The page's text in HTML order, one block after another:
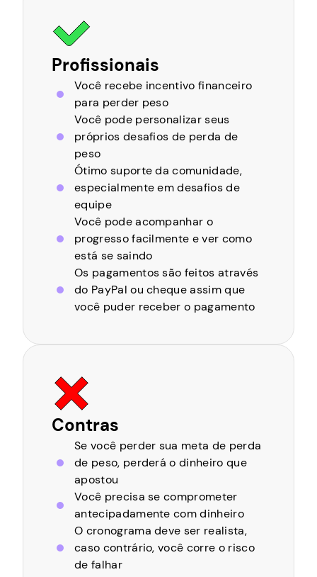
Profissionais
Você recebe incentivo financeiro
para perder peso
Você pode personalizar seus
próprios desafios de perda de
peso
Ótimo suporte da comunidade,
especialmente em desafios de
equipe
Você pode acompanhar o
progresso facilmente e ver como
está se saindo
Os pagamentos são feitos através
do PayPal ou cheque assim que
você puder receber o pagamento
Contras
Se você perder sua meta de perda
de peso, perderá o dinheiro que
apostou
Você precisa se comprometer
antecipadamente com dinheiro
O cronograma deve ser realista,
caso contrário, você corre o risco
de falhar